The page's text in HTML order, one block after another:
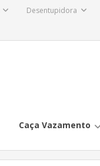
Desentupidora
Caça Vazamento